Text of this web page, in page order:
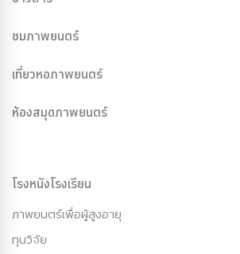
ชมภาพยนตร์
เที่ยวหอภาพยนตร์
ห้องสมุดภาพยนตร์
โรงหนังโรงเรียน
ภาพยนตร์เพื่อผู้สูงอายุ
ทุนวิจัย